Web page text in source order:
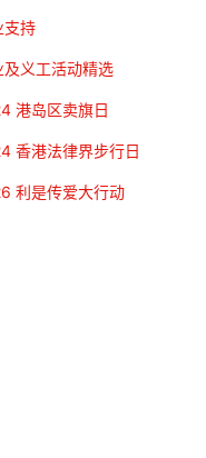
支持
及义工活动精选
港岛区卖旗日
香港法律界步行日
利是传爱大行动